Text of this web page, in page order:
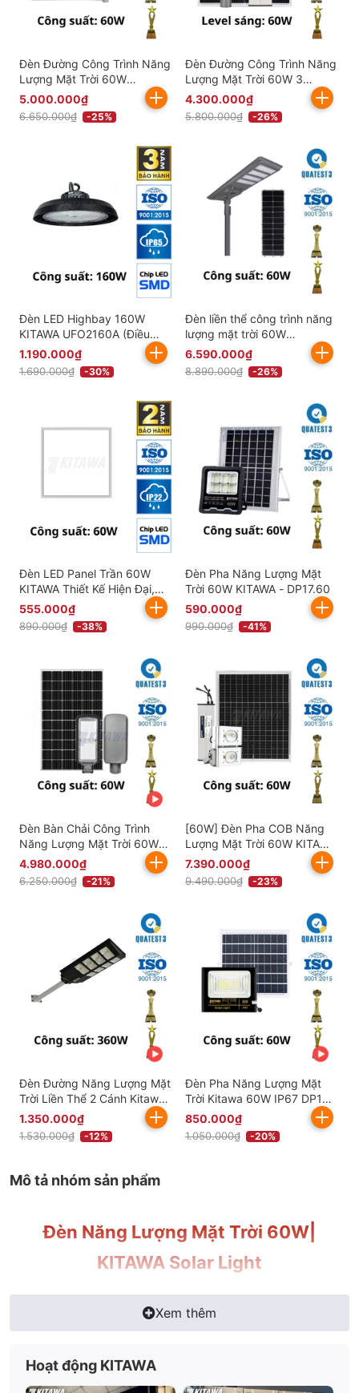
Đèn Đường Công Trình Năng
Lượng Mặt Trời 60W
BCDT9.60 Chống Nước Bền
Bỉ
5.000.000₫
6.650.000₫ -25%
Đèn Đường Công Trình Năng
Lượng Mặt Trời 60W 3
Khoang KITAWA - BCDT8.60
4.300.000₫
5.800.000₫ -26%
Đèn LED Highbay 160W
KITAWA UFO2160A (Điều
Chỉnh Công Suất Linh Hoạt)
1.190.000₫
1.690.000₫ -30%
Đèn liền thể công trình năng
lượng mặt trời 60W
CT.LT16.60 KITAWA
6.590.000₫
8.890.000₫ -26%
Đèn LED Panel Trần 60W
KITAWA Thiết Kế Hiện Đại,
Sang Trọng - AC.PN01.60
555.000₫
890.000₫ -38%
Đèn Pha Năng Lượng Mặt
Trời 60W KITAWA - DP17.60
590.000₫
990.000₫ -41%
Đèn Bàn Chải Công Trình
Năng Lượng Mặt Trời 60W
KITAWA - BCCT12.60
4.980.000₫
6.250.000₫ -21%
[60W] Đèn Pha COB Năng
Lượng Mặt Trời 60W KITAWA
- CT.DP02.60
7.390.000₫
9.490.000₫ -23%
Đèn Đường Năng Lượng Mặt
Trời Liền Thể 2 Cánh Kitawa
360W LT5360
1.350.000₫
1.530.000₫ -12%
Đèn Pha Năng Lượng Mặt
Trời Kitawa 60W IP67 DP160
(Đã bao gồm VAT)
850.000₫
1.050.000₫ -20%
Mô tả nhóm sản phẩm
Đèn Năng Lượng Mặt Trời 60W|
KITAWA Solar Light
Đèn năng lượng mặt trời solar light 60w là đèn có
khả năng thay thế đèn thông thường, hoạt động
bằng nguồn năng lượng mặt trời giúp các gia đình
tiết kiệm năng lượng điện và giảm ô nhiễm môi
trường. Đèn năng lượng mặt trời 60w là giải pháp
Xem thêm
Hoạt động KITAWA